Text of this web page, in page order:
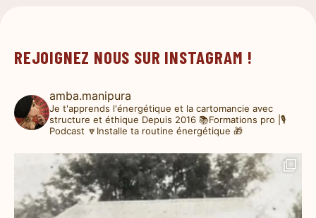
REJOIGNEZ NOUS SUR INSTAGRAM !
amba.manipura
Je t'apprends l'énergétique et la cartomancie avec
structure et éthique Depuis 2016 📚Formations pro |🎙️
Podcast 🔽Installe ta routine énergétique 🎁